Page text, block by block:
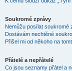
Soukromé zprávy
Nemůžu posílat soukromé
Dostávám nechtěné
Přišel mi od někoho na
Přátelé a nepřátelé
Co jsou seznamy přátel a